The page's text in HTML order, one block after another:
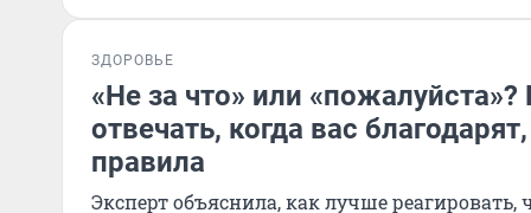
ЗДОРОВЬЕ
«Не за что» или «пожалуйста»?
отвечать, когда вас
правила
Эксперт объяснила, как лучше реагировать,